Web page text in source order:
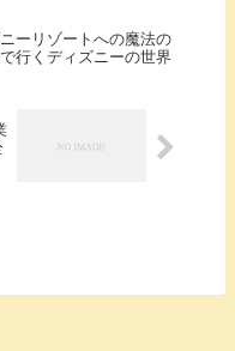
ーリゾートへの魔法の
行くディズニーの世界